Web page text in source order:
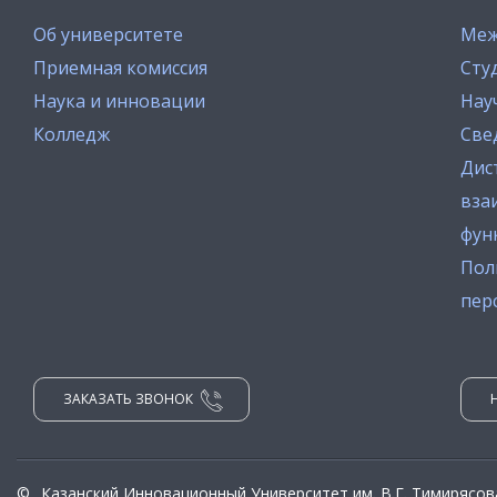
Об университете
Приемная комиссия
Наука и инновации
Колледж
ЗАКАЗАТЬ ЗВОНОК